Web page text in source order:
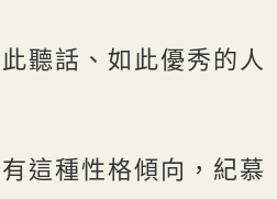
話、如此優秀的人
種性格傾向，紀慕